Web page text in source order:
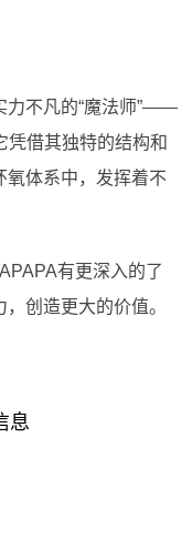
力不凡的“魔法师”——
凭借其独特的结构和
氧体系中，发挥着不
有更深入的了
创造更大的价值。
息